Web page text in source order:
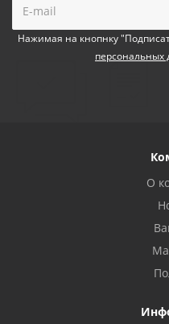
Нажимая на кнопнку
персональных
О